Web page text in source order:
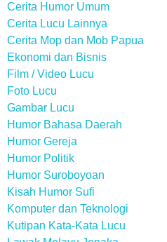
Cerita Humor Umum
Cerita Lucu Lainnya
Cerita Mop dan Mob Papua
Ekonomi dan Bisnis
Film / Video Lucu
Foto Lucu
Gambar Lucu
Humor Bahasa Daerah
Humor Gereja
Humor Politik
Humor Suroboyoan
Kisah Humor Sufi
Komputer dan Teknologi
Kutipan Kata-Kata Lucu